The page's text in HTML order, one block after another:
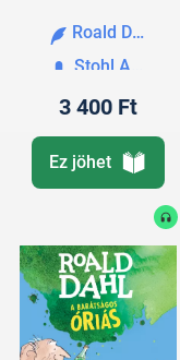
Roald Dahl
Stohl András
3 400 Ft
Ez jöhet